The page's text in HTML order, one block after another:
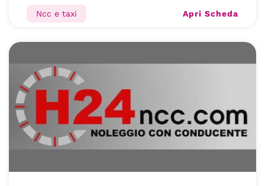
Ncc e taxi Apri Scheda